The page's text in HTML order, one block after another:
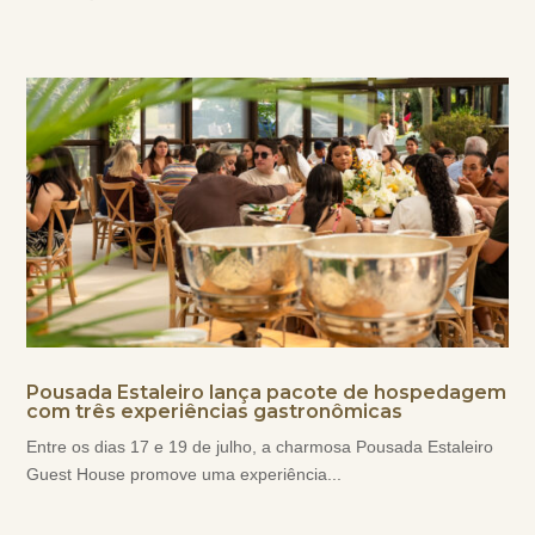
Pousada Estaleiro lança pacote de hospedagem
com três experiências gastronômicas
Entre os dias 17 e 19 de julho, a charmosa Pousada Estaleiro
Guest House promove uma experiência...